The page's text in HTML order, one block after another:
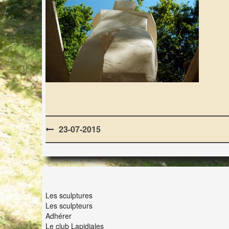
Post
navigation
23-07-2015
Les sculptures
Les sculpteurs
Adhérer
Le club Lapidiales